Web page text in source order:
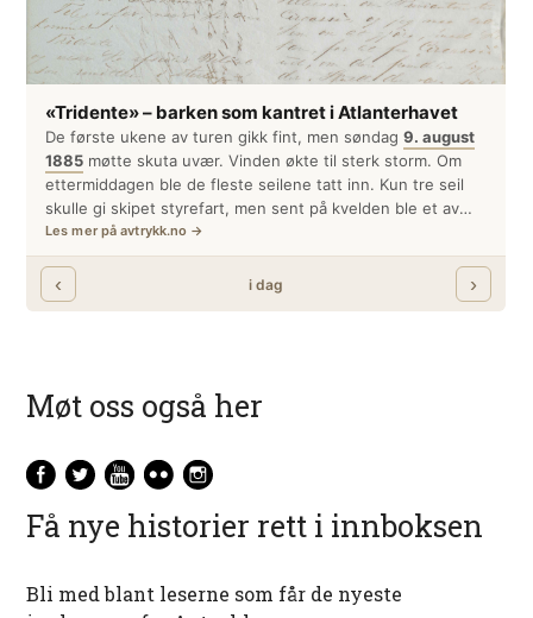
Møt oss også her
Få nye historier rett i innboksen
Bli med blant leserne som får de nyeste